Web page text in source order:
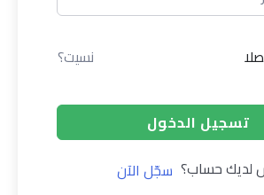
نسيت؟
تسجيل الدخول
لديك حساب؟ سجّل الآن